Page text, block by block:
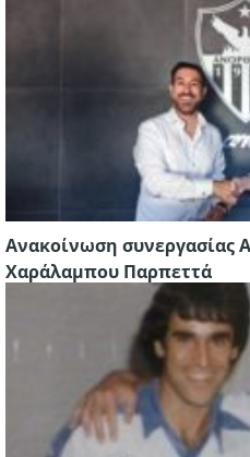
Ανακοίνωση συνεργασίας
Χαράλαμπου Παρπεττά